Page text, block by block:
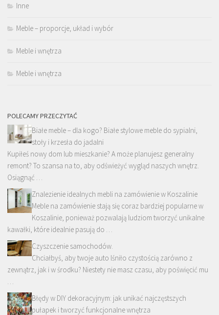
Inne
Meble – proporcje, układ i wybór
Meble i wnętrza
Meble i wnętrza
POLECAMY PRZECZYTAĆ
Białe meble – dla kogo? Białe stylowe meble do sypialni,
stoły i krzesła do jadalni
Kupiłeś nowy dom lub mieszkanie? A może planujesz generalny
remont? To szansa na to, aby odświeżyć wygląd naszych wnętrz.
Osiągnąć …
Znalezienie idealnych mebli na zamówienie w Koszalinie
Meble na zamówienie stają się coraz bardziej popularne w
Koszalinie, ponieważ pozwalają ludziom tworzyć unikalne
kawałki, które idealnie pasują do …
Czyszczenie samochodów.
Chciałbyś, aby twoje auto lśniło czystością zarówno z
zewnątrz, jak i w środku? Niestety nie masz czasu, aby poświęcić mu
…
Błędy w DIY dekoracyjnym: jak unikać najczęstszych
pułapek i tworzyć funkcjonalne wnętrza